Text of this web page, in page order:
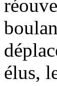
élus,